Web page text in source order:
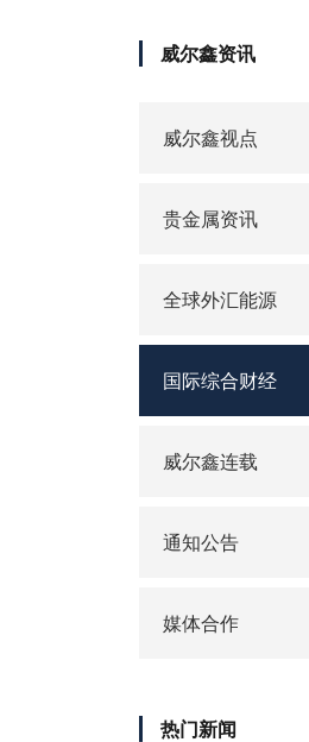
威尔鑫资讯
威尔鑫视点
贵金属资讯
全球外汇能源
国际综合财经
威尔鑫连载
通知公告
媒体合作
热门新闻